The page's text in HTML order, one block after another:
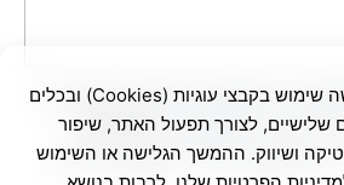
אני מאשר/ת שימוש בפרטים
ישיר, בהתאם ל-מדיניות
לבטל את הרישום בכל עת
לידיעתך: באתר זה נעשה שימוש בקבצי עוגיות (Cookies) ובכלים
שלישיים, לצורך תפעול האתר, שיפור
ושיווק. ההמשך הגלישה או השימוש